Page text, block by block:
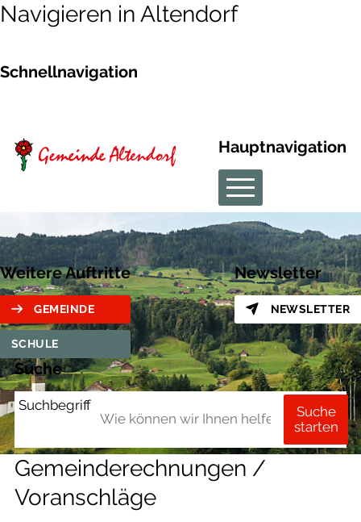
Navigieren in Altendorf
Schnellnavigation
Hauptnavigation
Weitere Auftritte
GEMEINDE
SCHULE
Newsletter
NEWSLETTER
Suche
Suchbegriff
Suche
starten
Gemeinderechnungen /
Voranschläge